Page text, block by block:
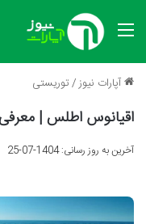
منو
آپارات نیوز/توریستی
اقیانوس اطلس |
آخرین به روز رسانی: 1404-07-25